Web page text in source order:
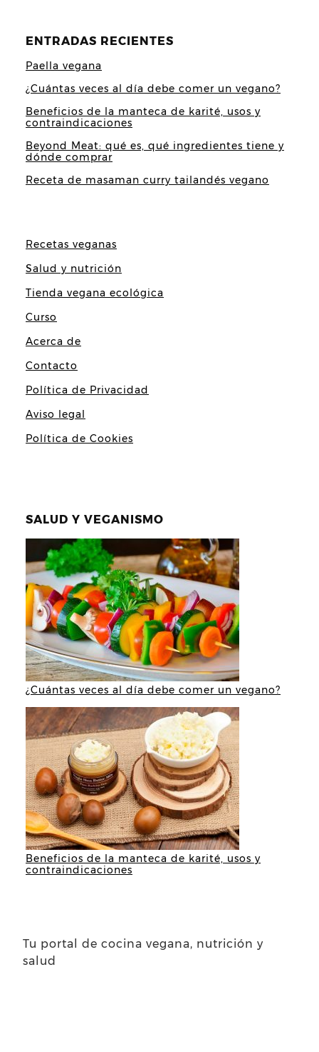
ENTRADAS RECIENTES
Paella vegana
¿Cuántas veces al día debe comer un vegano?
Beneficios de la manteca de karité, usos y
contraindicaciones
Beyond Meat: qué es, qué ingredientes tiene y
dónde comprar
Receta de masaman curry tailandés vegano
Recetas veganas
Salud y nutrición
Tienda vegana ecológica
Curso
Acerca de
Contacto
Política de Privacidad
Aviso legal
Política de Cookies
SALUD Y VEGANISMO
¿Cuántas veces al día debe comer un vegano?
Beneficios de la manteca de karité, usos y
contraindicaciones
Tu portal de cocina vegana, nutrición y
salud